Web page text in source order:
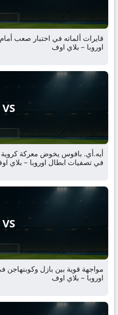
قايرات ألماته في اختبار صعب
اوروبا – بلاي اوف
VS
أيه.أي. بافوس يخوض معركة
في تصفيات ابطال اوروبا – بلاي
VS
مواجهة قوية بين بازل وكوبنهاجن
اوروبا – بلاي اوف